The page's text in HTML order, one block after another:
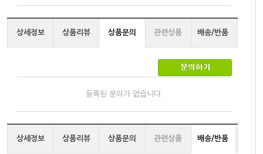
상세정보 상품리뷰 상품문의 관련상품 배송/반품
등록된 문의가 없습니다.
상세정보 상품리뷰 상품문의 관련상품 배송/반품